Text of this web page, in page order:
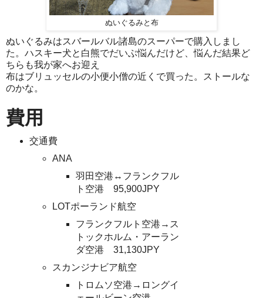
ぬいぐるみと布
ぬいぐるみはスバールバル諸島のスーパーで購入しまし
た。ハスキー犬と白熊でだいぶ悩んだけど、悩んだ結果ど
ちらも我が家へお迎え
布はブリュッセルの小便小僧の近くで買った。ストールな
のかな。
費用
交通費
ANA
羽田空港↔フランクフル
ト空港 95,900JPY
LOTポーランド航空
フランクフルト空港→ス
トックホルム・アーラン
ダ空港 31,130JPY
スカンジナビア航空
トロムソ空港→ロングイ